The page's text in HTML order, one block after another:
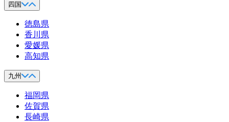
四国
徳島県
香川県
愛媛県
高知県
九州
福岡県
佐賀県
長崎県